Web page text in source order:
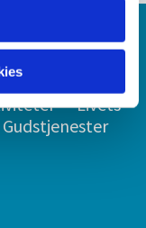
Livets
Gudstjenester